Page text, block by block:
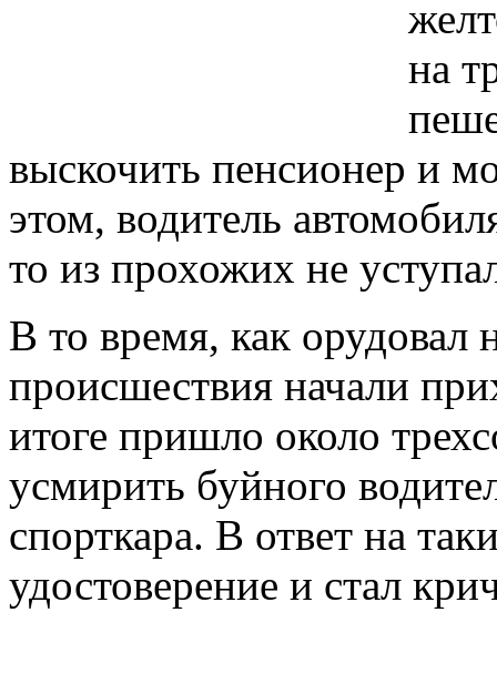
на
выскочить пенсионер и
этом, водитель
то из прохожих не
В то время, как орудовал
происшествия начали
итоге пришло около
усмирить буйного
спорткара. В ответ на
удостоверение и стал